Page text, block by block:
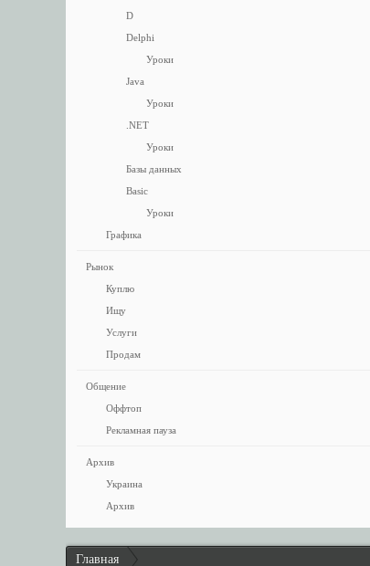
D
Delphi
Уроки
Java
Уроки
.NET
Уроки
Базы данных
Basic
Уроки
Графика
Рынок
Куплю
Ищу
Услуги
Продам
Общение
Оффтоп
Рекламная пауза
Архив
Украина
Архив
Главная